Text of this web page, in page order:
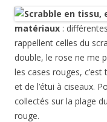
matériaux :
rappellent celles du
double, le rose ne me
les cases rouges,
et de l’étui à ciseaux.
collectés sur la plage
rouge.